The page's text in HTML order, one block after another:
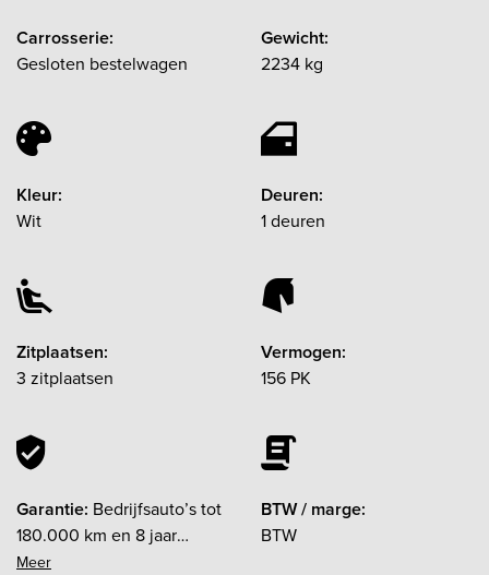
Carrosserie:
Gesloten bestelwagen
Gewicht:
2234 kg
Kleur:
Wit
Deuren:
1 deuren
Zitplaatsen:
3 zitplaatsen
Vermogen:
156 PK
Garantie: Bedrijfsauto’s tot
180.000 km en 8 jaar
leveren wij met tot wel 2
BTW / marge:
BTW